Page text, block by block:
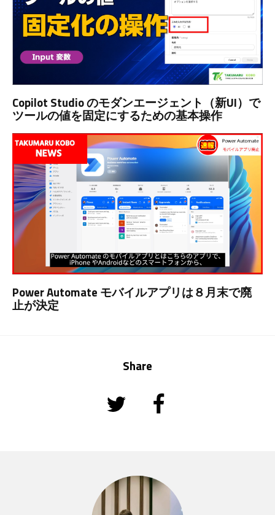
Copilot Studio のモダンエージェント（新UI）で
ツールの値を固定にするための基本操作
Power Automate モバイルアプリは８月末で廃
止が決定
Share